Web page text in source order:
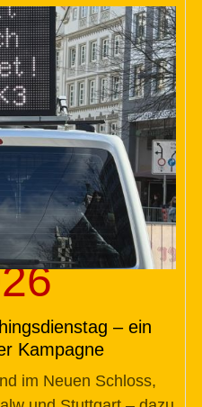
– ein
Kampagne
im Neuen Schloss,